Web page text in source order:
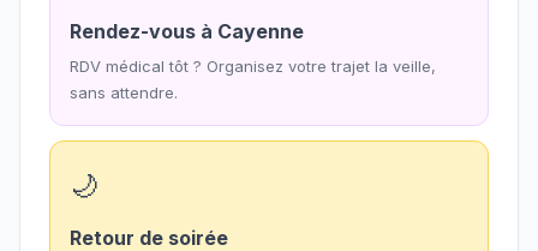
Rendez-vous à Cayenne
RDV médical tôt ? Organisez votre trajet la veille,
sans attendre.
🌙
Retour de soirée